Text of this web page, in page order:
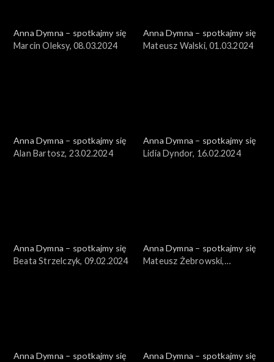
Anna Dymna – spotkajmy się
Marcin Oleksy, 08.03.2024
Anna Dymna – spotkajmy się
Mateusz Walski, 01.03.2024
Anna Dymna – spotkajmy się
Alan Bartosz, 23.02.2024
Anna Dymna – spotkajmy się
Lidia Dyndor, 16.02.2024
Anna Dymna – spotkajmy się
Beata Strzelczyk, 09.02.2024
Anna Dymna – spotkajmy się
Mateusz Żebrowski,
Anna Dymna – spotkajmy się
Anna Dymna – spotkajmy się